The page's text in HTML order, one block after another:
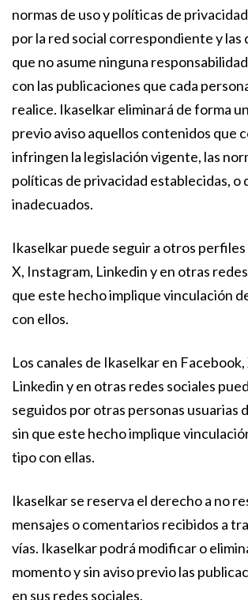
normas de uso y políticas de
por la red social correspondiente y las
que no asume ninguna
con las publicaciones que cada
realice. Ikaselkar eliminará de forma
previo aviso aquellos contenidos que
infringen la legislación vigente, las
políticas de privacidad establecidas, o
inadecuados.
Ikaselkar puede seguir a otros
X, Instagram, Linkedin y en otras
que este hecho implique vinculación
con ellos.
Los canales de Ikaselkar en
Linkedin y en otras redes sociales
seguidos por otras personas usuarias
sin que este hecho implique
tipo con ellas.
Ikaselkar se reserva el derecho a no
mensajes o comentarios recibidos a
vías. Ikaselkar podrá modificar o
momento y sin aviso previo las
en sus redes sociales.